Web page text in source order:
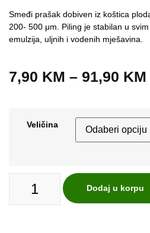
Smeđi prašak dobiven iz koštica
200- 500 μm. Piling je stabilan u
emulzija, uljnih i vodenih mješavina.
7,90 KM – 91,90 KM
Veličina
Dodaj u korpu